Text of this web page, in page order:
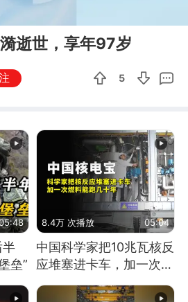
逝世，享年97岁
5
半
垒”
8.4万 次播放 05:04
中国科学家把10兆瓦核反
应堆塞进卡车，加一次燃
料能跑几十年